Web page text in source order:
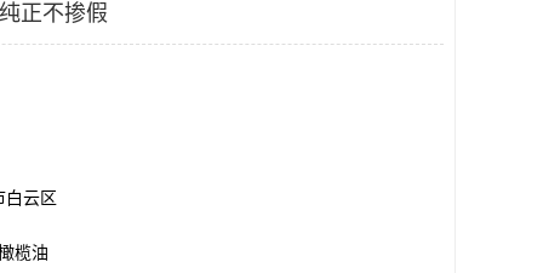
正不掺假
白云区
榄油